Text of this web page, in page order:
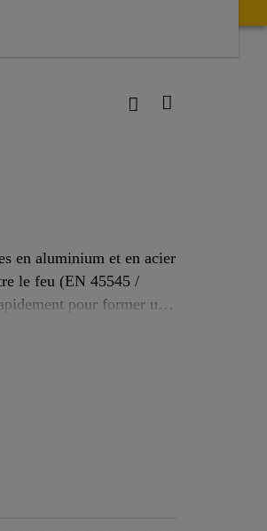
en aluminium et en acier
le feu (EN 45545 /